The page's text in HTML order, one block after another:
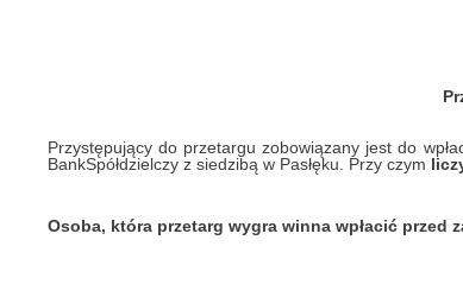
Przystępujący do przetargu zobowiązany jest do
BankSpółdzielczy z siedzibą w Pasłęku. Przy czym
Osoba, która przetarg wygra winna wpłacić przed